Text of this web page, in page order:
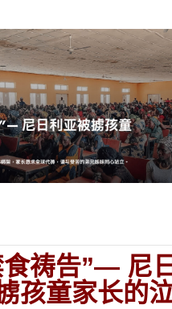
食祷告”— 尼
孩童家长的